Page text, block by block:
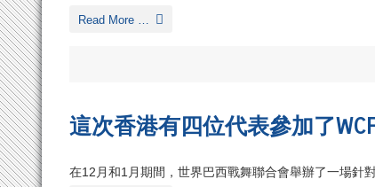
Read More …
這次香港有四位代表參加了
在12月和1月期間，世界巴西戰舞聯合會舉辦了一場針